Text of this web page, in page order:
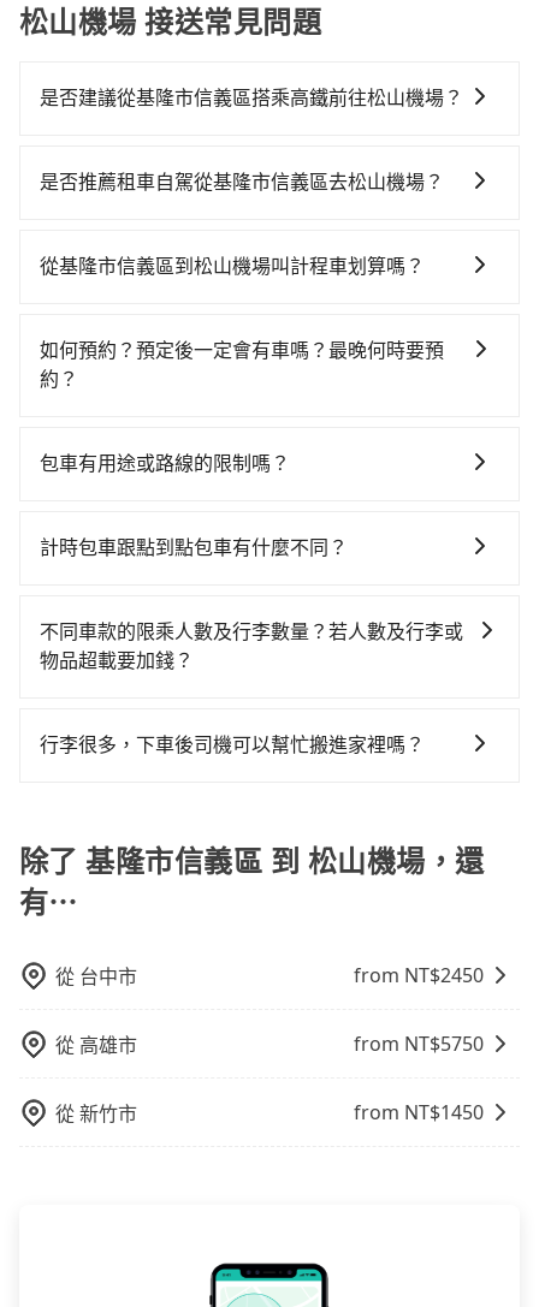
松山機場 接送常見問題
是否建議從基隆市信義區搭乘高鐵前往松山機場？
較貴、費時、轉車麻煩！南港-台北雖然一天最多時有
(基隆市中山區) 前往最靠近的南港高鐵站，叫一輛計程
7~8分鐘（平均8分）的高鐵從南港站前往台北高鐵站，
每人票價40元，再用15分鐘出站、等待車站前排班的計
小時27分鐘，假設一人獨行，交通費總計940元。但如
少額外負擔70元車資，而且更會額外浪費60分鐘在轉乘
是否推薦租車自駕從基隆市信義區去松山機場？
對的時間彈性，在北北基桃竹有提供甲地乙還的iRent應
里再額外加收$3.2，從基隆市信義區到松山機場的花費
預估為$200~300，雖已將eTag和可能的每小時40元路
Toyota Yaris、Prius C、Vios這類乘坐體驗較差的車
開車門才發現仍有上一組乘客遺留的垃圾或者撞凹的車
遲遲尚未歸還，又或者要還車時卻偏偏找不到停車位，
對於急著用車或者要載其他乘客的人來說就有不小的風
地點仍有段距離，在遇到下雨天或者載行李時，就顯得
從基隆市信義區到松山機場叫計程車划算嗎？
灣大車隊、Uber和Yoxi。依照里程跳錶計算，價格約為
590~700元間。雖然基隆市信義區到松山機場的跳表小
折預約一台專車服務。
如何預約？預定後一定會有車嗎？最晚何時要預
約？
務，可直接線上輸入上下車地點或地址，三秒內即可查
訊以及電子郵件確認信，如此就完成預約了，而司機與
議出發前一天中午以前完成預約，越早下訂價格越低
價，如臨時需要，前一天傍晚五點前仍會收單，最遲如
包車有用途或路線的限制嗎？
方，只要是長途交通且途中遵守台灣法律，無論是清明
檢疫、預約叫車、機場接送、定期洗腎、包月上下班，
或者任何跨縣市接送的需求，tripool都能滿足你。乘車
寄出電子收據。
計時包車跟點到點包車有什麼不同？
不同之處： 計時包車：計時包車是按照用車時間來計
費，通常以每小時為單位，客戶可以根據自己的需要預
等。 點到點包車：點到點包車是按照里程和目的地來計
不同車款的限乘人數及行李數量？若人數及行李或
物品超載要加錢？
的車型。 五人座驕車可乘坐三位乘客，並可攜帶三個隨
吋行李箱。 為了確保行車安全及遵守相關法規，我們不
能超載人數。 如果您攜帶的行李或物品較多，我們會根
據情況收取微搬家費用，費用在300至500元之間。
行李很多，下車後司機可以幫忙搬進家裡嗎？
除了 基隆市信義區 到 松山機場，還
有⋯
從 台中市 from NT$2450
從 高雄市 from NT$5750
從新竹市 from NT$1450